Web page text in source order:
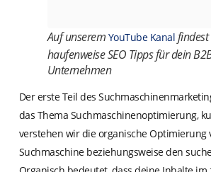
Auf unserem YouTube Kanal
haufenweise SEO Tipps für dein
Unternehmen
Der erste Teil des
das Thema Suchmaschinenoptimierung,
verstehen wir die organische
Suchmaschine beziehungsweise den